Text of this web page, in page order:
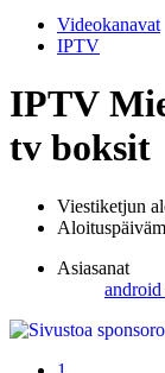
Videokanavat
IPTV
IPTV
tv boksit
Viestiketjun
Asiasanat